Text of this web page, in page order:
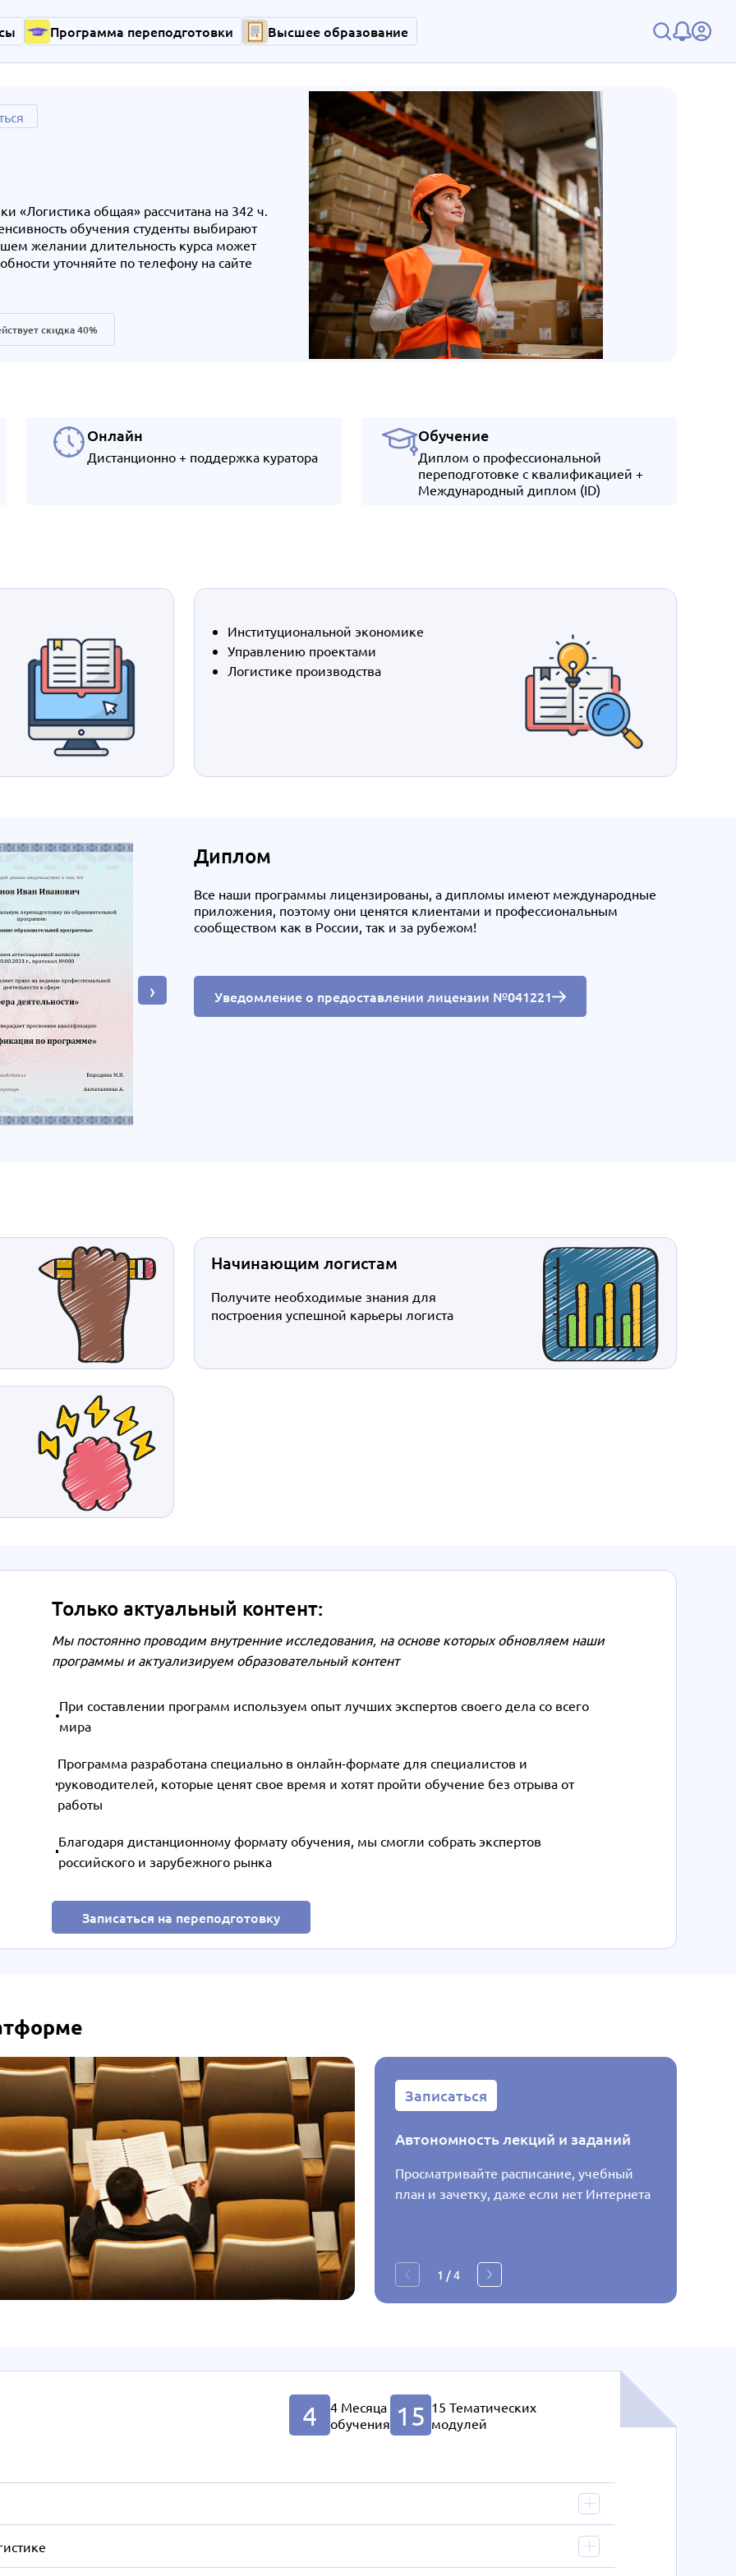
Программа переподготовки Высшее образование
«Логистика общая» рассчитана на 342 ч.
обучения студенты выбирают
желании длительность курса может
уточняйте по телефону на сайте
скидка 40%
Онлайн
Дистанционно + поддержка куратора
Обучение
Диплом о профессиональной
переподготовке с квалификацией +
Международный диплом (ID)
Институциональной экономике
Управлению проектами
Логистике производства
›
Диплом
Все наши программы лицензированы, а дипломы имеют международные
приложения, поэтому они ценятся клиентами и профессиональным
сообществом как в России, так и за рубежом!
Уведомление о предоставлении лицензии №041221
Начинающим логистам
Получите необходимые знания для
построения успешной карьеры логиста
Только актуальный контент:
Мы постоянно проводим внутренние исследования, на основе которых обновляем наши
программы и актуализируем образовательный контент
При составлении программ используем опыт лучших экспертов своего дела со всего
мира
Программа разработана специально в онлайн-формате для специалистов и
руководителей, которые ценят свое время и хотят пройти обучение без отрыва от
работы
Благодаря дистанционному формату обучения, мы смогли собрать экспертов
российского и зарубежного рынка
Записаться на переподготовку
Записаться
Автономность лекций и заданий
Просматривайте расписание, учебный
план и зачетку, даже если нет Интернета
1 /4
4
4 Месяца
обучения 15 15 Тематических
модулей